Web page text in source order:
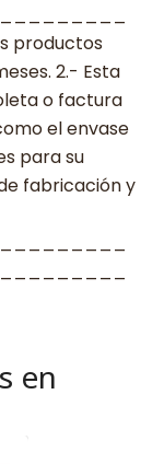
productos
2.- Esta
o factura
el envase
para su
fabricación y
en